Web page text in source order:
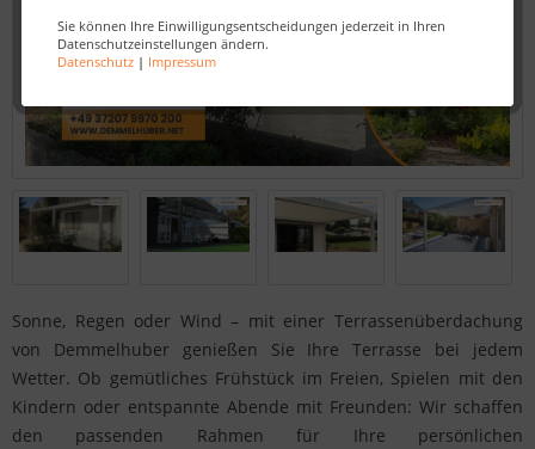
Sie können Ihre Einwilligungsentscheidungen jederzeit in Ihren
Datenschutzeinstellungen ändern.
Datenschutz| Impressum
Sonne, Regen oder Wind – mit einer Terrassenüberdachung
von Demmelhuber genießen Sie Ihre Terrasse bei jedem
Wetter. Ob gemütliches Frühstück im Freien, Spielen mit den
Kindern oder entspannte Abende mit Freunden: Wir schaffen
den passenden Rahmen für Ihre persönlichen